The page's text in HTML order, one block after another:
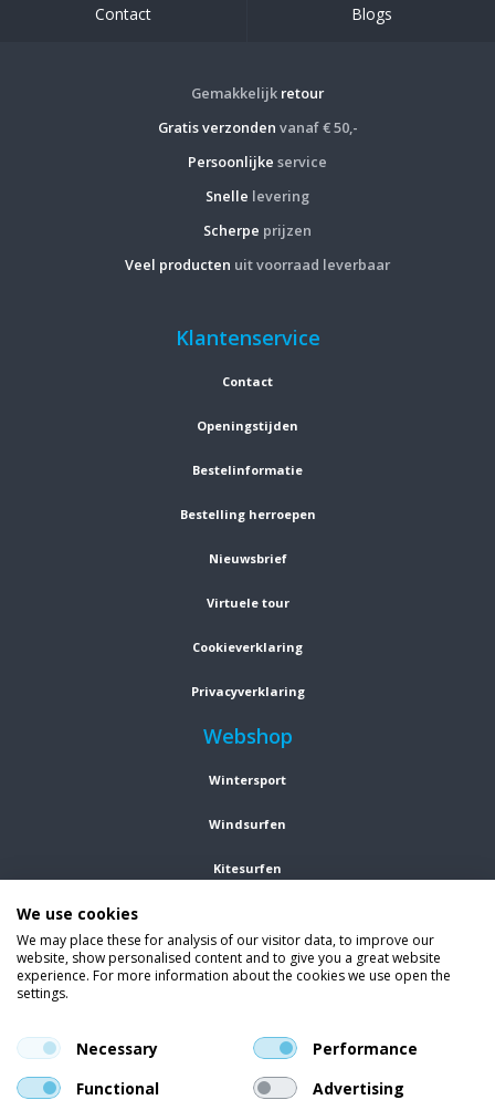
Contact Blogs
Gemakkelijk retour
Gratis verzonden vanaf € 50,-
Persoonlijke service
Snelle levering
Scherpe prijzen
Veel producten uit voorraad leverbaar
Klantenservice
Contact
Openingstijden
Bestelinformatie
Bestelling herroepen
Nieuwsbrief
Virtuele tour
Cookieverklaring
Privacyverklaring
Webshop
Wintersport
Windsurfen
Kitesurfen
Kleding
Vind ons op social media
En blijf op de hoogte van trends, aanbiedingen en kortingsacties.
We use cookies
We may place these for analysis of our visitor data, to improve our
website, show personalised content and to give you a great website
experience. For more information about the cookies we use open the
settings.
Necessary
Performance
Functional
Advertising